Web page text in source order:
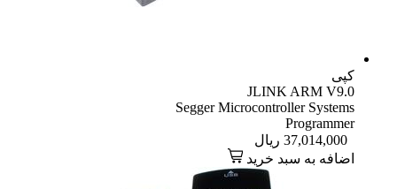
کپی
JLINK ARM V9.0
Segger Microcontroller Systems
Programmer
37,014,000 ریال
اضافه به سبد خرید